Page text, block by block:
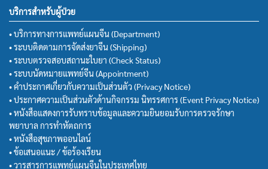
บริการสำหรับผู้ป่วย
• บริการทางการแพทย์แผนจีน (Department)
• ระบบติดตามการจัดส่งยาจีน (Shipping)
• ระบบตรวจสอบสถานะใบยา (Check Status)
• ระบบนัดหมายแพทย์จีน (Appointment)
• คำประกาศเกี่ยวกับความเป็นส่วนตัว (Privacy Notice)
• ประกาศความเป็นส่วนตัวด้านกิจกรรม นิทรรศการ (Event Privacy Notice)
• หนังสือแสดงการรับทราบข้อมูลและความยินยอมรับการตรวจรักษา
พยาบาล การทำหัตถการ
• หนังสือสุขภาพออนไลน์
• ข้อเสนอแนะ / ข้อร้องเรียน
• วารสารการแพทย์แผนจีนในประเทศไทย